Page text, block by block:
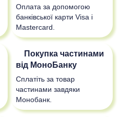
Оплата за допомогою
банківської карти Visa і
Mastercard.
Покупка частинами
від МоноБанку
Сплатіть за товар
частинами завдяки
Монобанк.